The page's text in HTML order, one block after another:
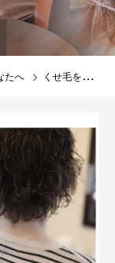
たへ くせ毛をニギニギとスクランチ開始3秒、くせ毛 活かせる！を実感できる くせ毛を活かすカットがあります！